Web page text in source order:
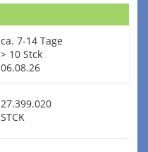
ca. 7-14 Tage
> 10 Stck
06.08.26
27.399.020
STCK